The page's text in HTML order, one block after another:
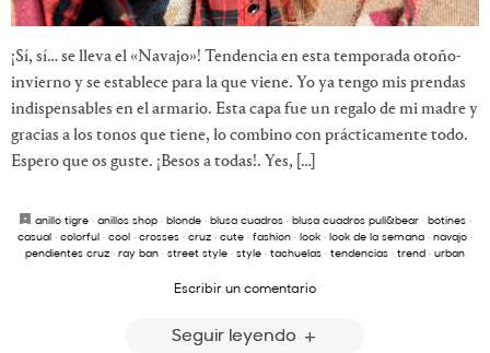
¡Sí, sí… se lleva el «Navajo»! Tendencia en esta temporada otoño-
invierno y se establece para la que viene. Yo ya tengo mis prendas
indispensables en el armario. Esta capa fue un regalo de mi madre y
gracias a los tonos que tiene, lo combino con prácticamente todo.
Espero que os guste. ¡Besos a todas!. Yes, […]
anillo tigre · anillos shop · blonde · blusa cuadros · blusa cuadros pull&bear · botines ·
casual · colorful · cool · crosses · cruz · cute · fashion · look · look de la semana · navajo ·
pendientes cruz · ray ban · street style · style · tachuelas · tendencias · trend · urban
Escribir un comentario
Seguir leyendo